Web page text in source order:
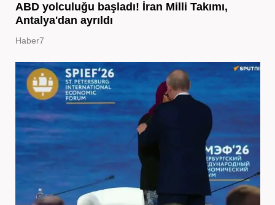
ABD yolculuğu başladı! İran Milli Takımı,
Antalya'dan ayrıldı
Haber7